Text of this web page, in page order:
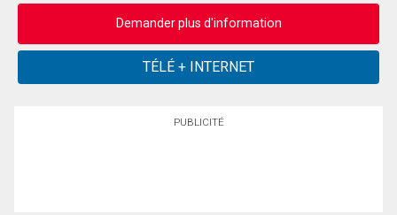
Demander plus d'information
PUBLICITÉ